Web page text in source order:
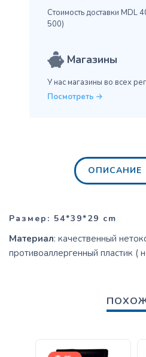
Стоимость доставки MDL
500)
Магазины
У нас магазины во всех
Посмотреть
ОПИСАНИЕ
Размер: 54*39*29 cm
Материал: качественный
противоаллергенный пластик (